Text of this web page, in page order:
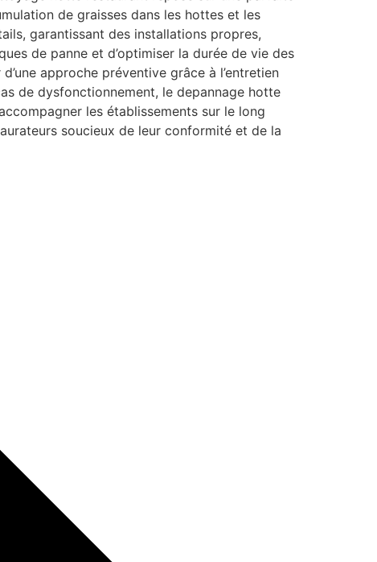
de graisses dans les hottes et les
garantissant des installations propres,
de panne et d’optimiser la durée de vie des
approche préventive grâce à l’entretien
de dysfonctionnement, le depannage hotte
les établissements sur le long
soucieux de leur conformité et de la